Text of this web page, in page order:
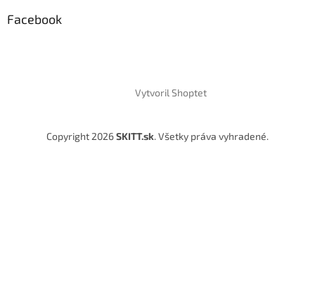
Facebook
Vytvoril Shoptet
Copyright 2026SKITT.sk. Všetky práva vyhradené.